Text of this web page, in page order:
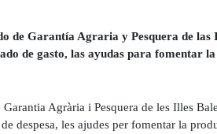
de Garantía Agraria y Pesquera de
de gasto, las ayudas para fomentar
Agrària i Pesquera de les Illes
despesa, les ajudes per fomentar la